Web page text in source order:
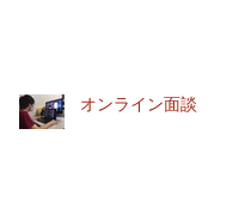
オンライン面談